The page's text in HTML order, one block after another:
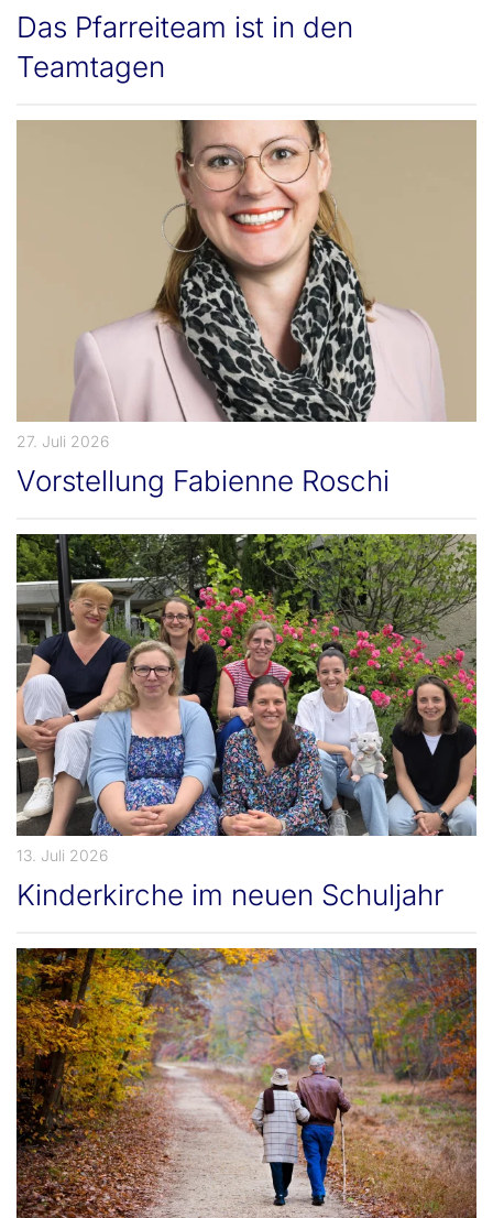
Das Pfarreiteam ist in den
Teamtagen
27. Juli 2026
Vorstellung Fabienne Roschi
13. Juli 2026
Kinderkirche im neuen Schuljahr